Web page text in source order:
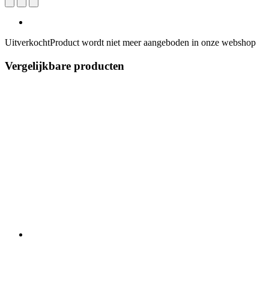
UitverkochtProduct wordt niet meer aangeboden in onze webshop
Vergelijkbare producten